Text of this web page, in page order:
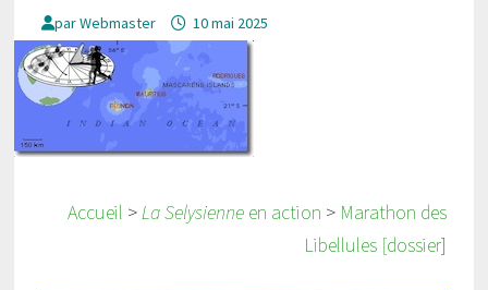
parWebmaster 10 mai 2025
Accueil >La Selysienne en action > Marathon des
Libellules [dossier]